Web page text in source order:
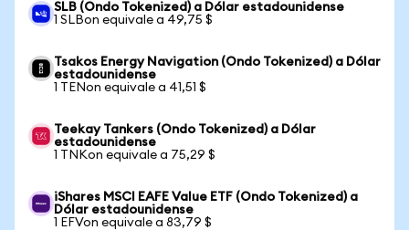
SLB (Ondo Tokenized) a Dólar estadounidense
1 SLBon equivale a 49,75 $
Tsakos Energy Navigation (Ondo Tokenized) a Dólar
estadounidense
1 TENon equivale a 41,51 $
Teekay Tankers (Ondo Tokenized) a Dólar
estadounidense
1 TNKon equivale a 75,29 $
iShares MSCI EAFE Value ETF (Ondo Tokenized) a
Dólar estadounidense
1 EFVon equivale a 83,79 $